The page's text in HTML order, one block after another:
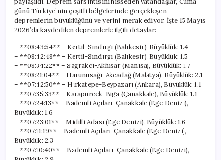
Ne
Zamandı?
için
günü Türkiye’nin çeşitli bölgelerinde gerçekleşen
depremlerin büyüklüğünü ve yerini merak ediyor. İşte 15 Mayıs
2026’da kaydedilen depremlerle ilgili detaylar:
– **08:43:54** – Kertil-Sındırgı (Balıkesir), Büyüklük: 1.4
– **08:42:48** – Kertil-Sındırgı (Balıkesir), Büyüklük: 1.5
– **08:34:22** – Sagrakcı-Akhisar (Manisa), Büyüklük: 1.7
– **08:21:04** – Harunusağı-Akcadağ (Malatya), Büyüklük: 2.1
– **07:42:50** – Hırkatepe-Beypazarı (Ankara), Büyüklük: 1.1
– **07:35:33** – Karapurcek-Biga (Çanakkale), Büyüklük: 1.1
– **07:24:13** – Bademli Açıları-Çanakkale (Ege Denizi),
Büyüklük: 1.6
– **07:23:01** – Midilli Adası (Ege Denizi), Büyüklük: 1.6
– **07:11:19** – Bademli Açıları-Çanakkale (Ege Denizi),
Büyüklük: 2.3
– **07:10:40** – Bademli Açıları-Çanakkale (Ege Denizi),